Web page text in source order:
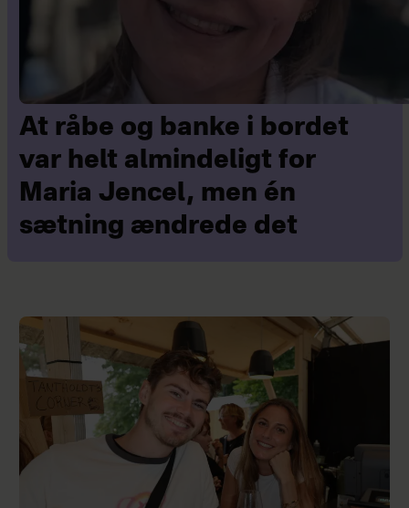
At råbe og banke i bordet
var helt almindeligt for
Maria Jencel, men én
sætning ændrede det